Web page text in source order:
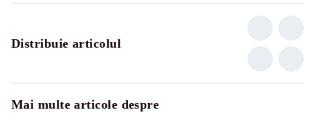
Distribuie articolul
Mai multe articole despre